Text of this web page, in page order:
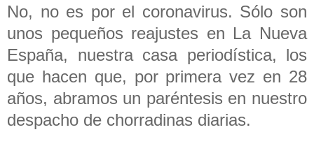
No, no es por el coronavirus. Sólo son
unos pequeños reajustes en La Nueva
España, nuestra casa periodística, los
que hacen que, por primera vez en 28
años, abramos un paréntesis en nuestro
despacho de chorradinas diarias.